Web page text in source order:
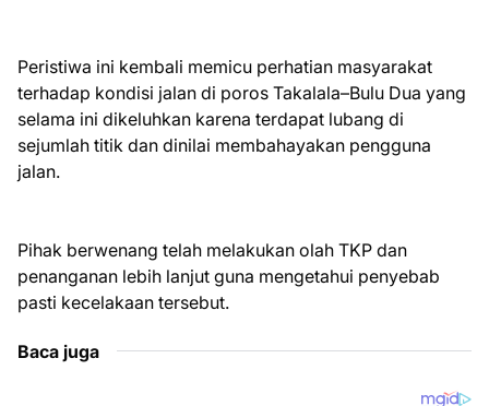
Peristiwa ini kembali memicu perhatian masyarakat
terhadap kondisi jalan di poros Takalala–Bulu Dua yang
selama ini dikeluhkan karena terdapat lubang di
sejumlah titik dan dinilai membahayakan pengguna
jalan.
Pihak berwenang telah melakukan olah TKP dan
penanganan lebih lanjut guna mengetahui penyebab
pasti kecelakaan tersebut.
Baca juga